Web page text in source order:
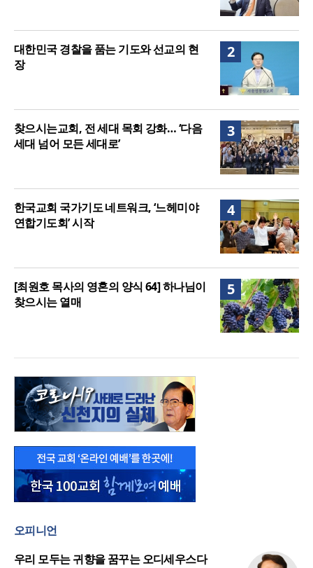
2
대한민국 경찰을 품는 기도와 선교의 현
장
3
찾으시는교회, 전 세대 목회 강화… ‘다음
세대 넘어 모든 세대로’
4
한국교회 국가기도 네트워크, ‘느헤미야
연합기도회’ 시작
5
[최원호 목사의 영혼의 양식 64] 하나님이
찾으시는 열매
오피니언
우리 모두는 귀향을 꿈꾸는 오디세우스다